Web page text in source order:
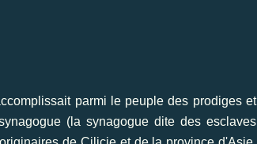
parmi le peuple des prodiges et
(la synagogue dite des esclaves